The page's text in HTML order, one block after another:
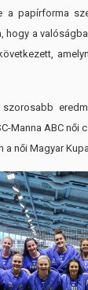
a papírforma
hogy a
Manna ABC női
a női Magyar